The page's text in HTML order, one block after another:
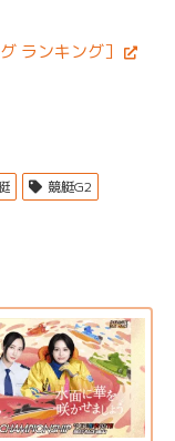
ランキング］
競艇G2